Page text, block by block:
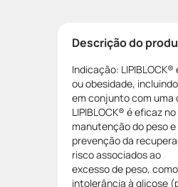
Descrição do
Indicação:
ou obesidade,
em conjunto com uma
LIPIBLOCK® é eficaz
manutenção do peso e
prevenção da
risco associados ao
excesso de peso,
intolerância à glicose